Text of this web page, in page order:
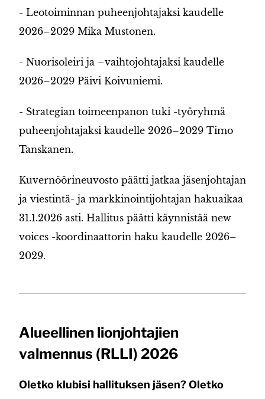
- Leotoiminnan puheenjohtajaksi kaudelle
2026–2029 Mika Mustonen.
- Nuorisoleiri ja –vaihtojohtajaksi kaudelle
2026–2029 Päivi Koivuniemi.
- Strategian toimeenpanon tuki -työryhmä
puheenjohtajaksi kaudelle 2026–2029 Timo
Tanskanen.
Kuvernöörineuvosto päätti jatkaa jäsenjohtajan
ja viestintä- ja markkinointijohtajan hakuaikaa
31.1.2026 asti. Hallitus päätti käynnistää new
voices -koordinaattorin haku kaudelle 2026–
2029.
Alueellinen lionjohtajien
valmennus (RLLI) 2026
Oletko klubisi hallituksen jäsen? Oletko